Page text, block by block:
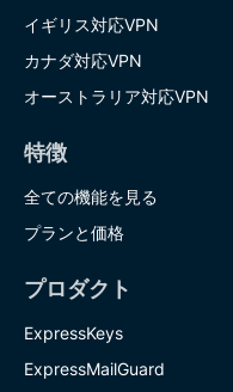
イギリス対応VPN
カナダ対応VPN
オーストラリア対応VPN
特徴
全ての機能を見る
プランと価格
プロダクト
ExpressKeys
ExpressMailGuard